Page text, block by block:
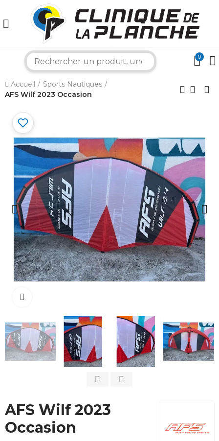
0
Accueil
Sports Nautiques
AFS Wilf 2023 Occasion
AFS Wilf 2023
Occasion
×
Bonjour ! Je suis votre expert nautique.